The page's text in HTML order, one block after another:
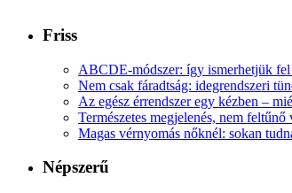
Friss
ABCDE‑módszer: így ismerhetjük
Nem csak fáradtság: idegrendszeri
Az egész érrendszer egy kézben –
Természetes megjelenés, nem
Magas vérnyomás nőknél: sokan
Népszerű